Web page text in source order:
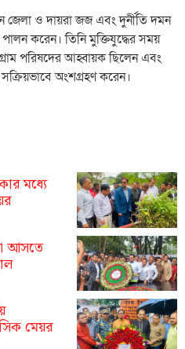
জেলা ও দায়রা জজ এবং দুর্নীতি দমন
করেন। তিনি মুক্তিযুদ্ধের সময়
পরিষদের আহ্বায়ক ছিলেন এবং
সক্রিয়ভাবে অংশগ্রহণ করেন।
মধ্যে
আসতে
মেয়র